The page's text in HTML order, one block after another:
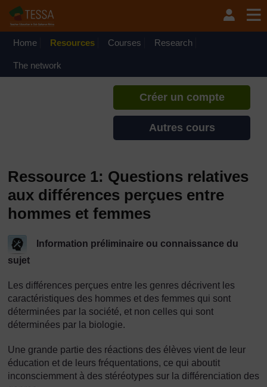
Home Resources Courses Research
The network
TESSA - Guinée Équatoriale
Si vous créez un compte, vous
pouvez établir un profil
Créer un compte
Autres cours
Ressource 1: Questions relatives
aux différences perçues entre
hommes et femmes
Information préliminaire ou connaissance du
sujet
Les différences perçues entre les genres décrivent les
caractéristiques des hommes et des femmes qui sont
déterminées par la société, et non celles qui sont
déterminées par la biologie.
Une grande partie des réactions des élèves vient de leur
éducation et de leurs fréquentations, ce qui aboutit
inconsciemment à des stéréotypes sur la différenciation des